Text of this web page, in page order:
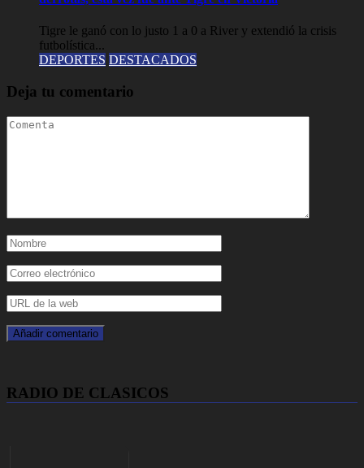
Tigre le ganó con lo justo 1 a 0 a River y extendió la crisis
futbolística...
DEPORTES DESTACADOS
Deja tu comentario
RADIO DE CLASICOS